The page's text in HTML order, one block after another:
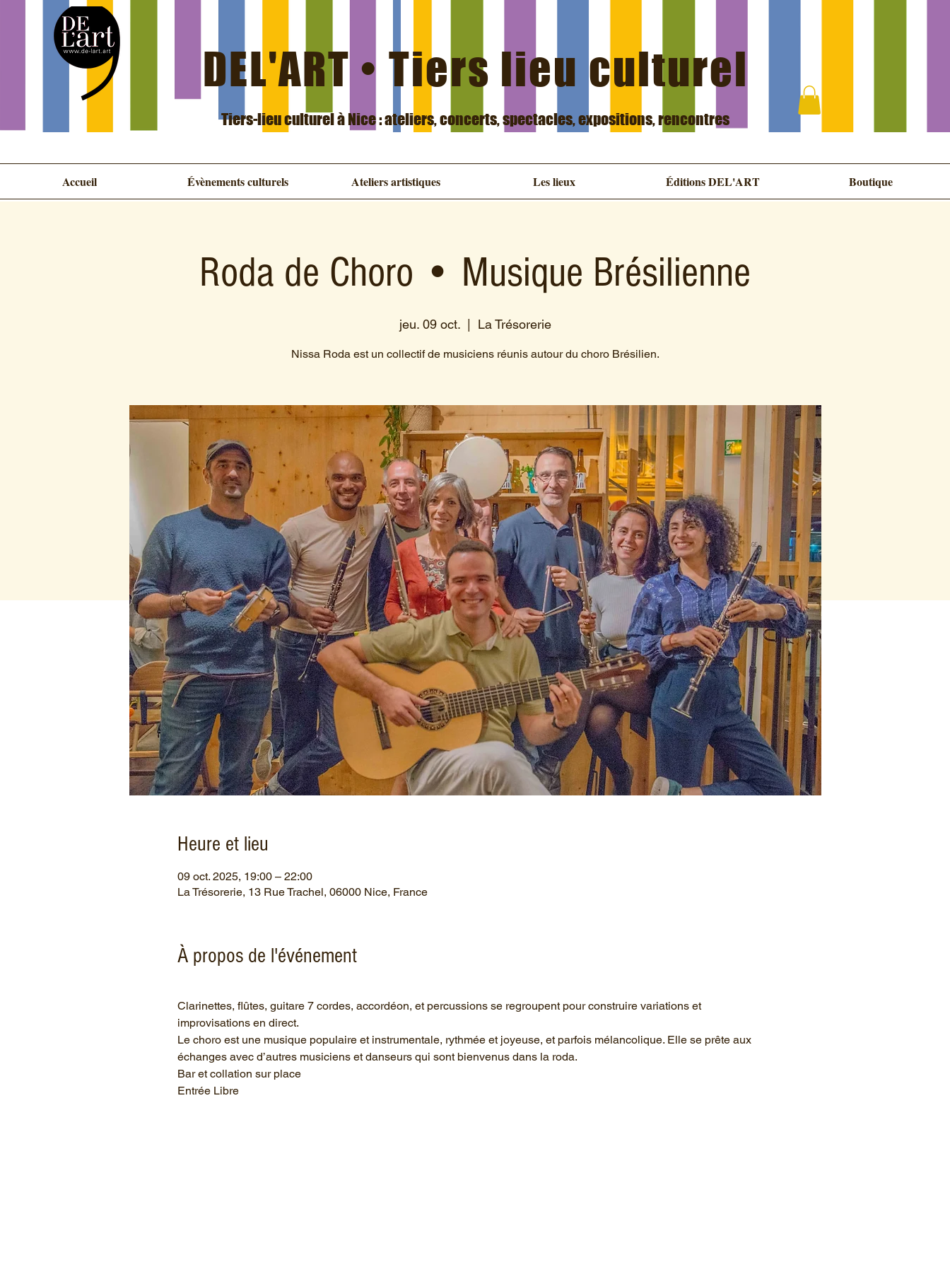
DEL'ART • Tiers lieu culturel
Tiers-lieu culturel à Nice : ateliers, concerts, spectacles, expositions, rencontres
Accueil Évènements culturels Ateliers artistiques Les lieux Éditions DEL'ART Boutique
Roda de Choro • Musique Brésilienne
jeu. 09 oct.
  |
La Trésorerie
Nissa Roda est un collectif de musiciens réunis autour du choro Brésilien.
Heure et lieu
09 oct. 2025, 19:00 – 22:00
La Trésorerie, 13 Rue Trachel, 06000 Nice, France
À propos de l'événement
Clarinettes, flûtes, guitare 7 cordes, accordéon, et percussions se regroupent pour construire variations et
improvisations en direct.
Le choro est une musique populaire et instrumentale, rythmée et joyeuse, et parfois mélancolique. Elle se prête aux
échanges avec d’autres musiciens et danseurs qui sont bienvenus dans la roda.
Bar et collation sur place
Entrée Libre